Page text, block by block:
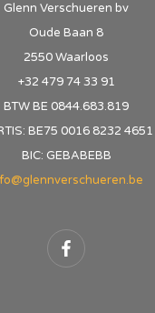
Glenn Verschueren bv
Oude Baan 8
2550 Waarloos
+32 479 74 33 91
BTW BE 0844.683.819
BE75 0016 8232 4651
BIC: GEBABEBB